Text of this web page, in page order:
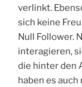
verlinkt.
sich keine
Null Follower.
interagieren,
die hinter den
haben es